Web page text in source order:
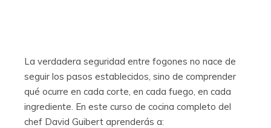
La verdadera seguridad entre fogones no nace de
seguir los pasos establecidos, sino de comprender
qué ocurre en cada corte, en cada fuego, en cada
ingrediente. En este curso de cocina completo del
chef David Guibert aprenderás a: